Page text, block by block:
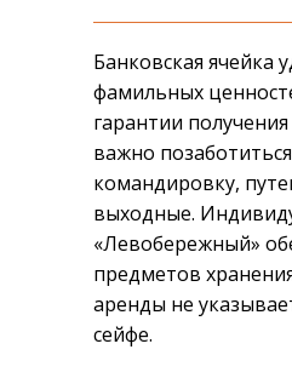
Банковская ячейка
фамильных
гарантии
важно
командировку,
выходные.
«Левобережный»
предметов
аренды не
сейфе.